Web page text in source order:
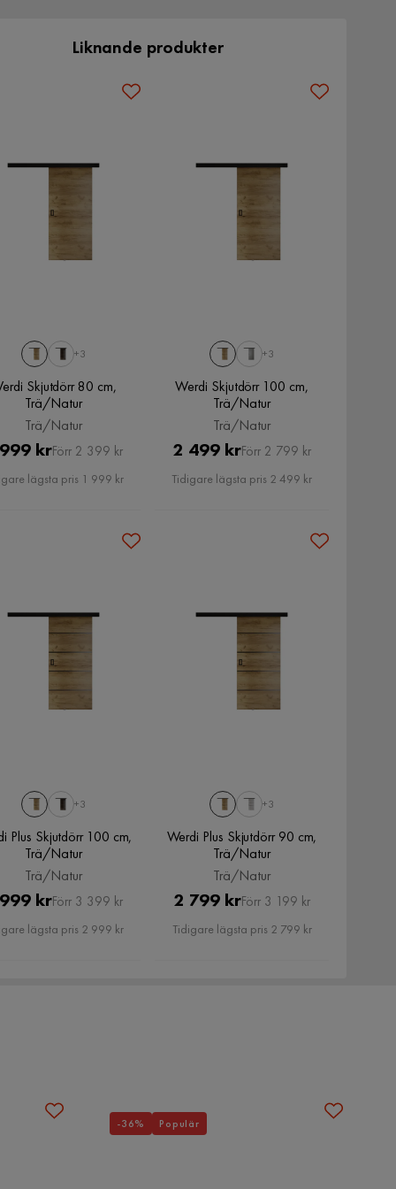
Liknande produkter
+3
Skjutdörr 80 cm,
Trä/Natur
Trä/Natur
Pris
krOriginal
Pris
Förr 2 399 kr
lägsta pris 1 999 kr
+3
Werdi Skjutdörr 100 cm,
Trä/Natur
Trä/Natur
Pris
2 499 krOriginal
Pris
Förr 2 799 kr
Tidigare lägsta pris 2 499 kr
+3
Plus Skjutdörr 100 cm,
Trä/Natur
Trä/Natur
Pris
krOriginal
Pris
Förr 3 399 kr
lägsta pris 2 999 kr
+3
Werdi Plus Skjutdörr 90 cm,
Trä/Natur
Trä/Natur
Pris
2 799 krOriginal
Pris
Förr 3 199 kr
Tidigare lägsta pris 2 799 kr
-36% Populär